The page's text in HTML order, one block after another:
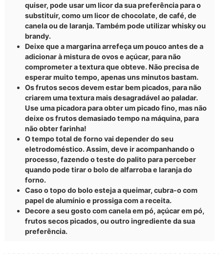
quiser, pode usar um licor da sua preferência para o
substituir, como um licor de chocolate, de café, de
canela ou de laranja. Também pode utilizar whisky ou
brandy.
Deixe que a margarina arrefeça um pouco antes de a
adicionar à mistura de ovos e açúcar, para não
comprometer a textura que obteve. Não precisa de
esperar muito tempo, apenas uns minutos bastam.
Os frutos secos devem estar bem picados, para não
criarem uma textura mais desagradável ao paladar.
Use uma picadora para obter um picado fino, mas não
deixe os frutos demasiado tempo na máquina, para
não obter farinha!
O tempo total de forno vai depender do seu
eletrodoméstico. Assim, deve ir acompanhando o
processo, fazendo o teste do palito para perceber
quando pode tirar o bolo de alfarroba e laranja do
forno.
Caso o topo do bolo esteja a queimar, cubra-o com
papel de alumínio e prossiga com a receita.
Decore a seu gosto com canela em pó, açúcar em pó,
frutos secos picados, ou outro ingrediente da sua
preferência.